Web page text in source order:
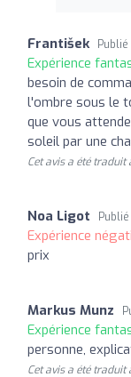
František Publié
Expérience
besoin de
l'ombre sous le
que vous
soleil par une
Cet avis a été
Noa Ligot
Expérience
prix
Markus Munz
Expérience
personne,
Cet avis a été